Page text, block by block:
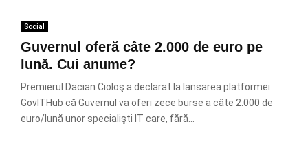
Social
Guvernul oferă câte 2.000 de euro pe
lună. Cui anume?
Premierul Dacian Cioloş a declarat la lansarea platformei
GovITHub că Guvernul va oferi zece burse a câte 2.000 de
euro/lună unor specialişti IT care, fără...